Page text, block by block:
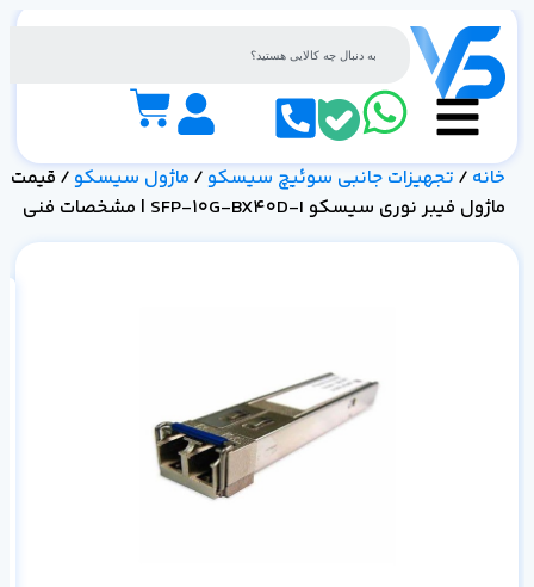
خانه / تجهیزات جانبی سوئیچ سیسکو/ ماژول سیسکو/ قیمت
ماژول فیبر نوری سیسکو SFP-10G-BX40D-I | مشخصات فنی